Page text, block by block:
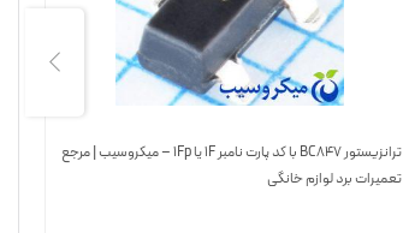
ترانزیستور BC847 با کد پارت نامبر 1F یا 1Fp – میکروسیب | مرجع
تعمیرات برد لوازم خانگی